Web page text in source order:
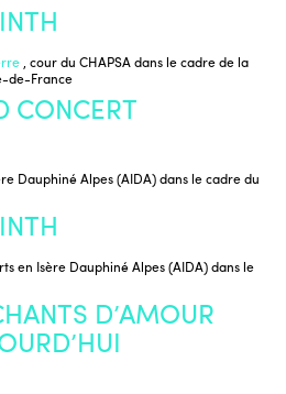
, cour du CHAPSA dans le cadre de la
de-France
CONCERT
Dauphiné Alpes (AIDA) dans le cadre du
en Isère Dauphiné Alpes (AIDA) dans le
D’AMOUR